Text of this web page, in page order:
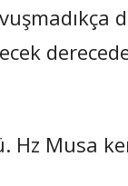
Musa